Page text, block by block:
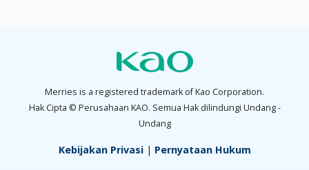
Merries is a registered trademark of Kao Corporation.
Hak Cipta © Perusahaan KAO. Semua Hak dilindungi Undang -
Undang
Kebijakan Privasi| Pernyataan Hukum